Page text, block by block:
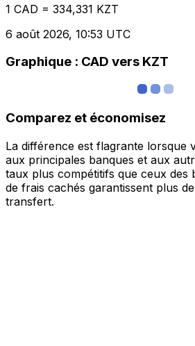
1 CAD = 334,331 KZT
6 août 2026, 10:53 UTC
Graphique : CAD vers KZT
Comparez et économisez
La différence est flagrante lorsque
aux principales banques et aux
taux plus compétitifs que ceux des
de frais cachés garantissent plus
transfert.